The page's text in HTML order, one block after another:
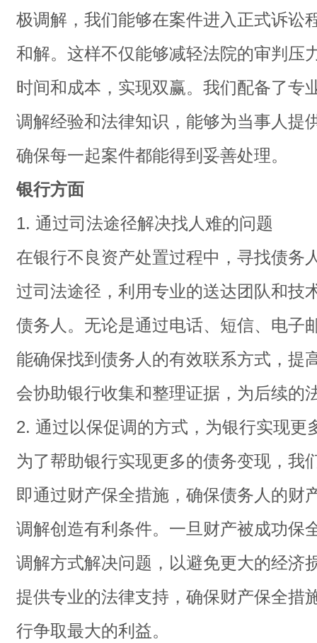
极调解，我们能够在案件进入正式诉讼
和解。这样不仅能够减轻法院的审判压
时间和成本，实现双赢。我们配备了专
调解经验和法律知识，能够为当事人提
确保每一起案件都能得到妥善处理。
银行方面
1. 通过司法途径解决找人难的问题
在银行不良资产处置过程中，寻找债务
过司法途径，利用专业的送达团队和技
债务人。无论是通过电话、短信、电子
能确保找到债务人的有效联系方式，提
会协助银行收集和整理证据，为后续的
2. 通过以保促调的方式，为银行实现更
为了帮助银行实现更多的债务变现，我
即通过财产保全措施，确保债务人的财
调解创造有利条件。一旦财产被成功保
调解方式解决问题，以避免更大的经济
提供专业的法律支持，确保财产保全措
行争取最大的利益。